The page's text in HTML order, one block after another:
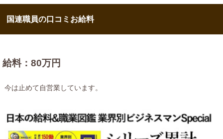
国連職員の口コミお給料
給料：80万円
今は止めて自営業しています。